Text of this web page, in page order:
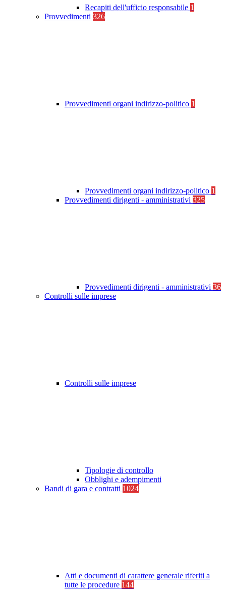
Recapiti dell'ufficio responsabile 1
Provvedimenti 326
Provvedimenti organi indirizzo-politico 1
Provvedimenti organi indirizzo-politico 1
Provvedimenti dirigenti - amministrativi 325
Provvedimenti dirigenti - amministrativi 36
Controlli sulle imprese
Controlli sulle imprese
Tipologie di controllo
Obblighi e adempimenti
Bandi di gara e contratti 1024
Atti e documenti di carattere generale riferiti a
tutte le procedure 144